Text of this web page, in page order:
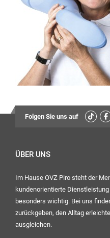
Folgen Sie uns auf
ÜBER UNS
Im Hause OVZ Piro steht der
kundenorientierte
besonders wichtig. Bei uns
zurückgeben, den Alltag
ausgleichen.
Uhr –
Mittwoch:
Uhr –
Uhr –